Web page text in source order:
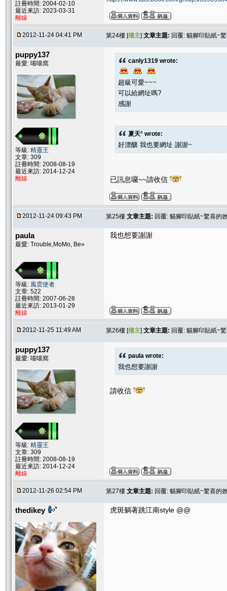
註冊時間: 2004-02-10
最近來訪: 2023-03-31
離線
2012-11-24 04:41 PM 第24樓 [樓主] 文章主題: 回覆: 貓腳印貼紙~
puppy137
最愛: 喵喵窩
等級: 精靈王
文章: 309
註冊時間: 2008-08-19
最近來訪: 2014-12-24
離線
canly1319 wrote:
超級可愛~~~
可以給網址嗎?
感謝
夏天° wrote:
好漂釀 我也要網址 謝謝~
已訊息囉~~請收信
2012-11-24 09:43 PM 第25樓 文章主題: 回覆: 貓腳印貼紙~驚喜的
paula
最愛: Trouble,MoMo, Be»
等級: 風雲使者
文章: 522
註冊時間: 2007-06-28
最近來訪: 2013-01-29
離線
我也想要謝謝
2012-11-25 11:49 AM 第26樓 [樓主] 文章主題: 回覆: 貓腳印貼紙~
puppy137
最愛: 喵喵窩
等級: 精靈王
文章: 309
註冊時間: 2008-08-19
最近來訪: 2014-12-24
離線
paula wrote:
我也想要謝謝
請收信
2012-11-26 02:54 PM 第27樓 文章主題: 回覆: 貓腳印貼紙~驚喜的
thedikey 虎斑躺著跳江南style @@